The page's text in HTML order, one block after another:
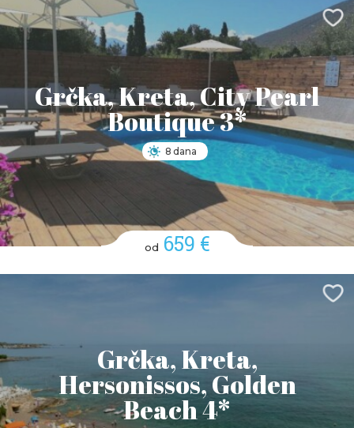
Grčka, Kreta, City Pearl
Boutique 3*
8 dana
od 659 €
Grčka, Kreta,
Hersonissos, Golden
Beach 4*